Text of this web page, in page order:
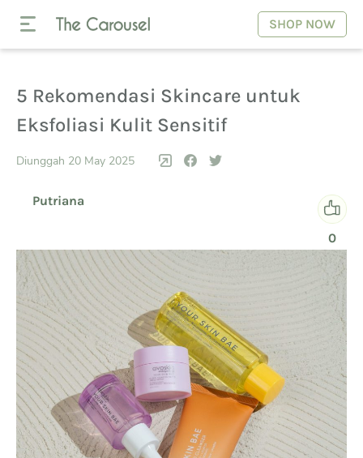
SHOP NOW
5 Rekomendasi Skincare untuk
Eksfoliasi Kulit Sensitif
Diunggah 20 May 2025
Putriana
0